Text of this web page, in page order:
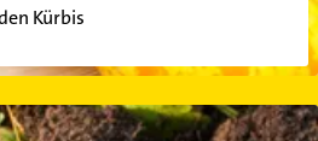
Kürbis
an den Frühling denken